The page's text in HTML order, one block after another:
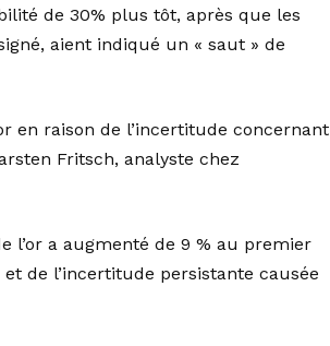
de 30% plus tôt, après que les
aient indiqué un « saut » de
en raison de l’incertitude concernant
Fritsch, analyste chez
l’or a augmenté de 9 % au premier
de l’incertitude persistante causée